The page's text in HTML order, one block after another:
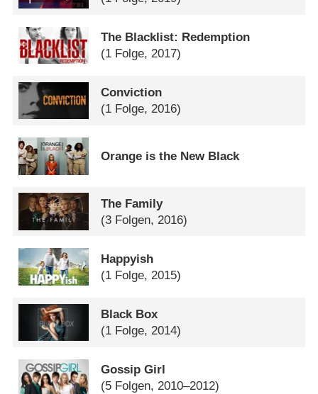
The Blacklist: Redemption
(1 Folge, 2017)
Conviction
(1 Folge, 2016)
Orange is the New Black
The Family
(3 Folgen, 2016)
Happyish
(1 Folge, 2015)
Black Box
(1 Folge, 2014)
Gossip Girl
(5 Folgen, 2010–2012)